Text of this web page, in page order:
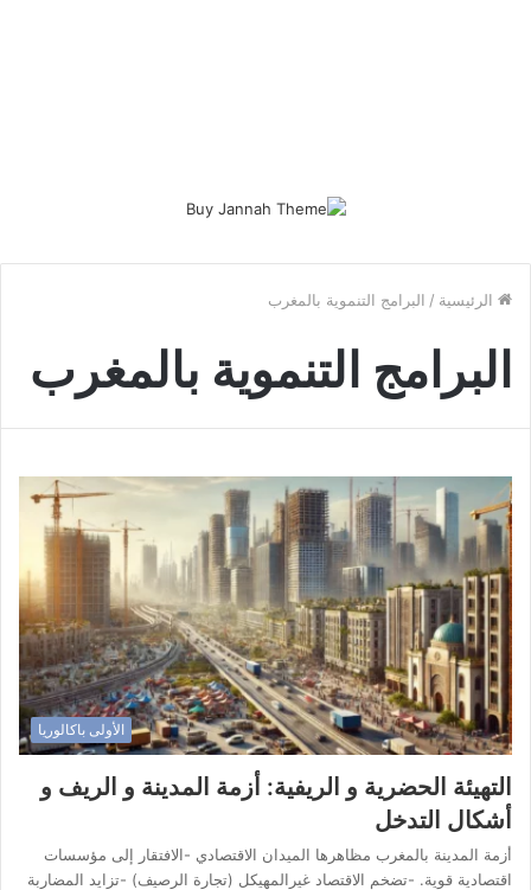
الرئيسية / البرامج التنموية بالمغرب
البرامج التنموية بالمغرب
الأولى باكالوريا
التهيئة الحضرية و الريفية: أزمة المدينة و الريف و
أشكال التدخل
أزمة المدينة بالمغرب مظاهرها الميدان الاقتصادي -الافتقار إلى مؤسسات
اقتصادية قوية. -تضخم الاقتصاد غيرالمهيكل (تجارة الرصيف) -تزايد المضاربة